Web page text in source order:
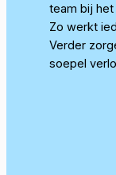
team bij
Zo werkt
Verder
soepel